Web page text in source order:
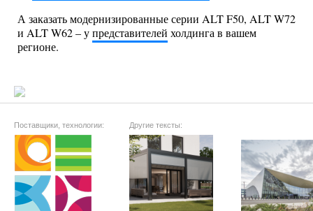
А заказать модернизированные серии ALT F50, ALT W72
и ALT W62 – упредставителей холдинга в вашем
регионе.
Поставщики, технологии: Другие тексты: